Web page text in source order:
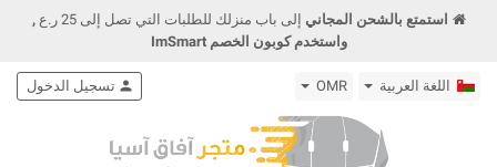
استمتع بالشحن المجاني إلى باب منزلك للطلبات التي تصل إلى 25 ر.ع
,
واستخدم كوبون الخصم ImSmart
اللغة العربية OMR
person تسجيل الدخول